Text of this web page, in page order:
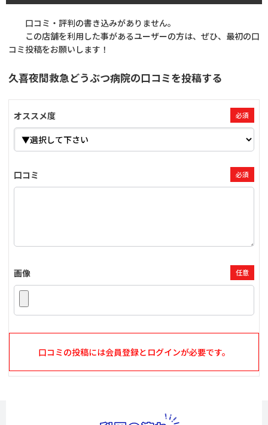
口コミ・評判の書き込みがありません。
この店舗を利用した事があるユーザーの方は、ぜひ、最初の口
コミ投稿をお願いします！
久喜夜間救急どうぶつ病院の口コミを投稿する
オススメ度 必須
口コミ 必須
画像 任意
口コミの投稿には会員登録とログインが必要です。